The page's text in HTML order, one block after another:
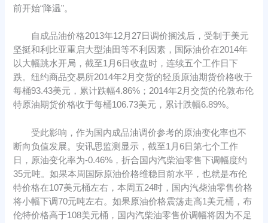
前开始“降温”。
自成品油价格2013年12月27日调价搁浅后，受制于美元
坚挺和利比亚重启大型油田等不利因素，国际油价在2014年
以大幅跳水开局，截至1月6日收盘时，连续五个工作日下
跌。纽约商品交易所2014年2月交货的轻质原油期货价格收于
每桶93.43美元，累计跌幅4.86%；2014年2月交货的伦敦布伦
特原油期货价格收于每桶106.73美元，累计跌幅6.89%。
受此影响，作为国内成品油调价参考的原油变化率也不
断向负值发展。安讯思监测显示，截至1月6日第七个工作
日，原油变化率为-0.46%，折合国内汽柴油零售下调幅度约
35元吨。如果本周国际原油价格维稳目前水平，也就是布伦
特价格在107美元桶左右，本周五24时，国内汽柴油零售价格
将小幅下调70元吨左右。如果原油价格震荡走高1美元桶，布
伦特价格高于108美元桶，国内汽柴油零售价调幅将因为不足